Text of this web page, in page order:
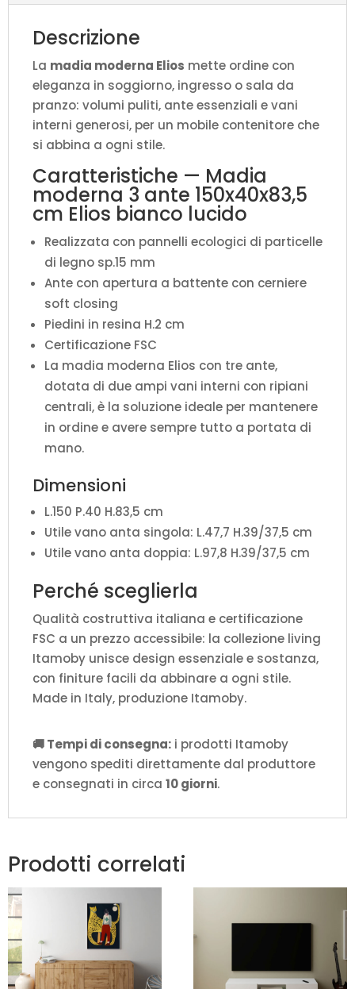
Descrizione
La madia moderna Elios mette ordine con
eleganza in soggiorno, ingresso o sala da
pranzo: volumi puliti, ante essenziali e vani
interni generosi, per un mobile contenitore che
si abbina a ogni stile.
Caratteristiche — Madia
moderna 3 ante 150x40x83,5
cm Elios bianco lucido
Realizzata con pannelli ecologici di particelle
di legno sp.15 mm
Ante con apertura a battente con cerniere
soft closing
Piedini in resina H.2 cm
Certificazione FSC
La madia moderna Elios con tre ante,
dotata di due ampi vani interni con ripiani
centrali, è la soluzione ideale per mantenere
in ordine e avere sempre tutto a portata di
mano.
Dimensioni
L.150 P.40 H.83,5 cm
Utile vano anta singola: L.47,7 H.39/37,5 cm
Utile vano anta doppia: L.97,8 H.39/37,5 cm
Perché sceglierla
Qualità costruttiva italiana e certificazione
FSC a un prezzo accessibile: la collezione living
Itamoby unisce design essenziale e sostanza,
con finiture facili da abbinare a ogni stile.
Made in Italy, produzione Itamoby.
🚚 Tempi di consegna: i prodotti Itamoby
vengono spediti direttamente dal produttore
e consegnati in circa 10 giorni.
Prodotti correlati